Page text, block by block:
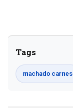
Tags
machado carnes